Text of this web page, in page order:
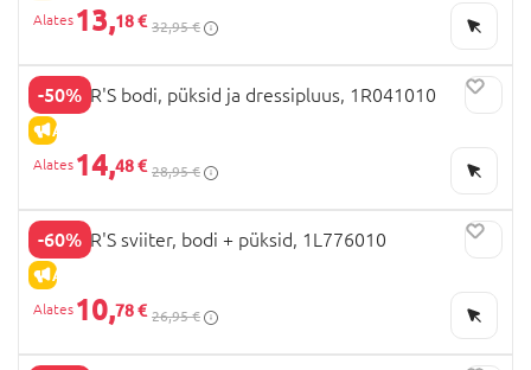
13,18 € 32,95 €
-50%
ALLAHINDLUS
CARTER'S bodi, püksid ja dressipluus, 1R041010
14,48 € 28,95 €
-60%
ALLAHINDLUS
CARTER'S sviiter, bodi + püksid, 1L776010
10,78 € 26,95 €